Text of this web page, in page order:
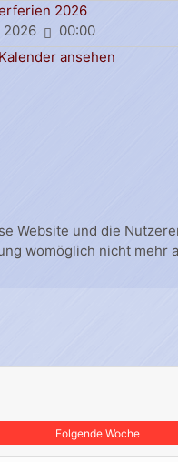
2026
2026
00:00
ansehen
Folgende Woche
Website und die
womöglich nicht mehr